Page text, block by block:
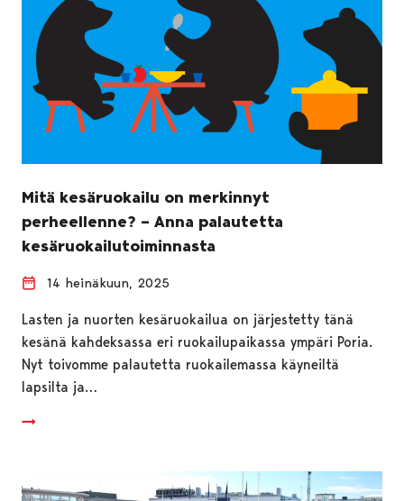
Mitä kesäruokailu on merkinnyt
perheellenne? – Anna palautetta
kesäruokailutoiminnasta
14 heinäkuun, 2025
Lasten ja nuorten kesäruokailua on järjestetty tänä
kesänä kahdeksassa eri ruokailupaikassa ympäri Poria.
Nyt toivomme palautetta ruokailemassa käyneiltä
lapsilta ja…